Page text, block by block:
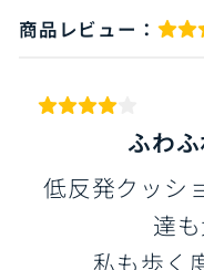
商品レビュー：
ふわ
低反発クッシ
達
私も歩く